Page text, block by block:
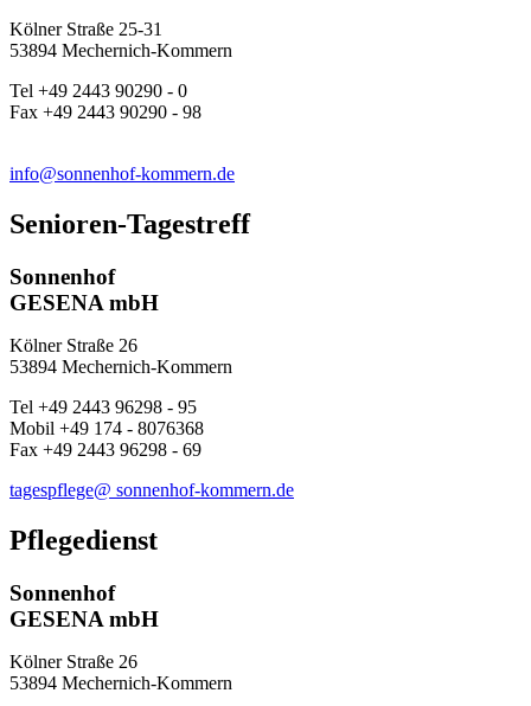
Kölner Straße 25-31
53894 Mechernich-Kommern
Tel +49 2443 90290 - 0
Fax +49 2443 90290 - 98
info@sonnenhof-kommern.de
Senioren-Tagestreff
Sonnenhof
GESENA mbH
Kölner Straße 26
53894 Mechernich-Kommern
Tel +49 2443 96298 - 95
Mobil +49 174 - 8076368
Fax +49 2443 96298 - 69
tagespflege@ sonnenhof‑kommern.de
Pflegedienst
Sonnenhof
GESENA mbH
Kölner Straße 26
53894 Mechernich-Kommern